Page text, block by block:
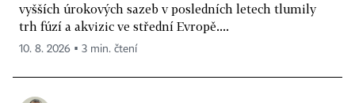
vyšších úrokových sazeb v posledních letech tlumily
trh fúzí a akvizic ve střední Evropě....
10. 8. 2026 ▪ 3 min. čtení